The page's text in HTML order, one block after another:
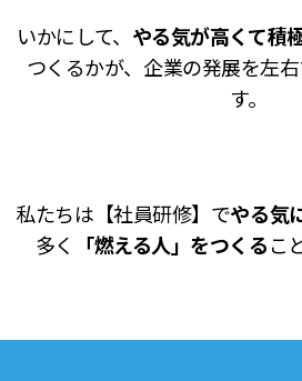
いかにして、 やる気が高くて積
つくるかが、企業の発展を左
す。
私たちは【社員研修】でやる気
多く
「燃える人」をつくるこ